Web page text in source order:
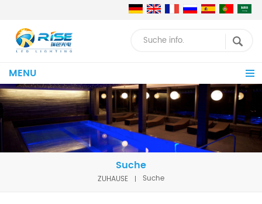
MENU
Suche
ZUHAUSE Suche